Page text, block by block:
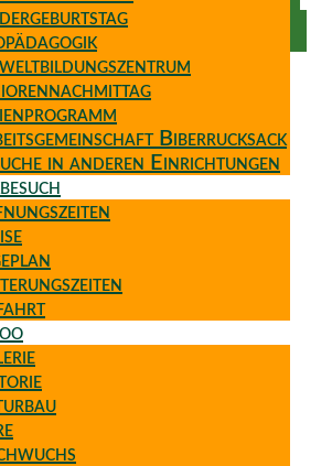
Biberrucksack
in anderen Einrichtungen